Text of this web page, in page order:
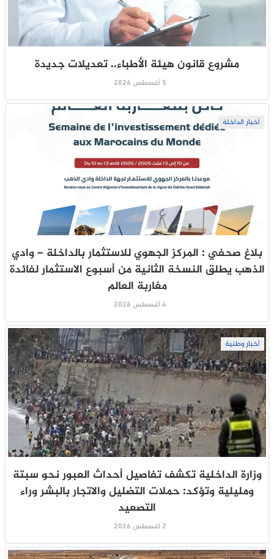
مشروع قانون هيئة الأطباء.. تعديلات جديدة
5 أغسطس 2026
أخبار الداخلة
بلاغ صحفي : المركز الجهوي للاستثمار بالداخلة – وادي
الذهب يطلق النسخة الثانية من أسبوع الاستثمار لفائدة
مغاربة العالم
4 أغسطس 2026
أخبار وطنية
وزارة الداخلية تكشف تفاصيل أحداث العبور نحو سبتة
ومليلية وتؤكد: حملات التضليل والاتجار بالبشر وراء
التصعيد
2 أغسطس 2026